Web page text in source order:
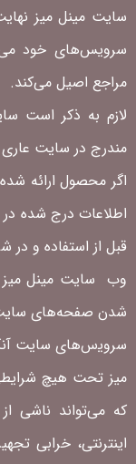
سایت مینل میز
سرویس‌‏های خود
مراجع اصیل می‏‌کند.
لازم به ذکر است
مندرج در سایت
اگر محصول ارائه
اطلاعات درج شده
قبل از استفاده و در
وب ‏ سایت مینل میز
شدن صفحه‏‌های سایت
سروﻳس‌‏های سایت
میز تحت هیچ
که می‌تواند ناشى
اینترنتى، خرابی